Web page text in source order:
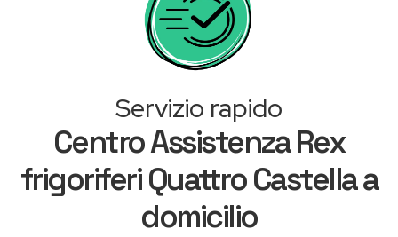
Servizio rapido
Centro Assistenza Rex
frigoriferi Quattro Castella a
domicilio